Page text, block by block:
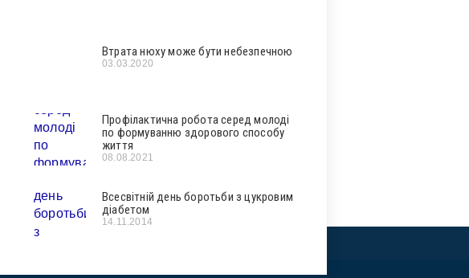
Втрата нюху може бути небезпечною
03.03.2020
Профілактична робота серед молоді
по формуванню здорового способу
життя
08.08.2021
Всесвітній день боротьби з цукровим
діабетом
14.11.2014